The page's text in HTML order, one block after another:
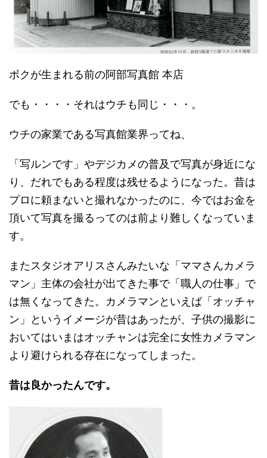
ボクが生まれる前の阿部写真館 本店
でも・・・・それはウチも同じ・・・。
ウチの家業である写真館業界ってね、
「写ルンです」やデジカメの普及で写真が身近にな
り、だれでもある程度は残せるようになった。昔は
プロに頼まないと撮れなかったのに、今ではお金を
頂いて写真を撮るってのは前より難しくなっていま
す。
またスタジオアリスさんみたいな「ママさんカメラ
マン」主体の会社が出てきた事で「職人の仕事」で
は無くなってきた。カメラマンといえば「オッチャ
ン」というイメージが昔はあったが、子供の撮影に
おいてはいまはオッチャンは完全に女性カメラマン
より避けられる存在になってしまった。
昔は良かったんです。